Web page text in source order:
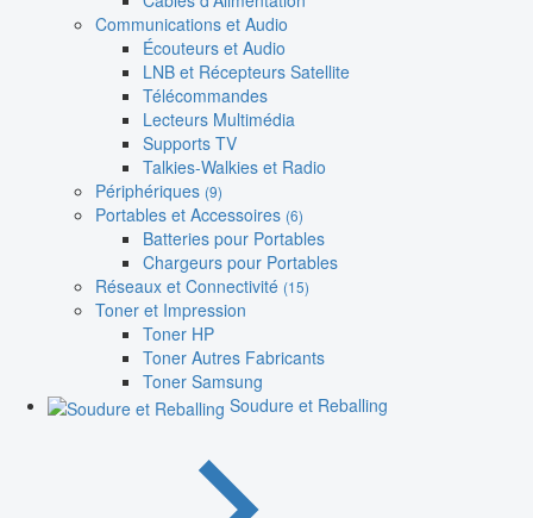
Communications et Audio
Écouteurs et Audio
LNB et Récepteurs Satellite
Télécommandes
Lecteurs Multimédia
Supports TV
Talkies-Walkies et Radio
Périphériques (9)
Portables et Accessoires (6)
Batteries pour Portables
Chargeurs pour Portables
Réseaux et Connectivité (15)
Toner et Impression
Toner HP
Toner Autres Fabricants
Toner Samsung
Soudure et Reballing